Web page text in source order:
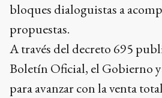
bloques dialoguistas a
propuestas.
A través del decreto 695
Boletín Oficial, el Gobierno
para avanzar con la venta